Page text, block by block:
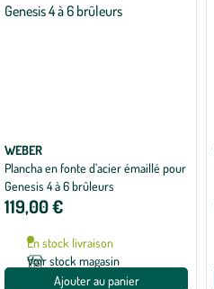
WEBER
Plancha en fonte d’acier émaillé pour
Genesis 4 à 6 brûleurs
119,00 €
En stock livraison
Voir stock magasin
Ajouter au panier